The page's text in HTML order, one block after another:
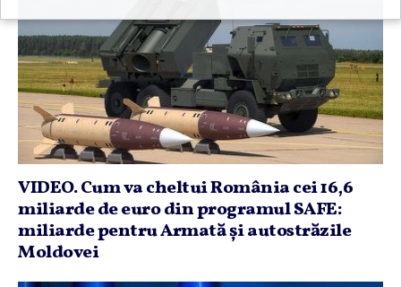
VIDEO. Cum va cheltui România cei 16,6
miliarde de euro din programul SAFE:
miliarde pentru Armată şi autostrăzile
Moldovei